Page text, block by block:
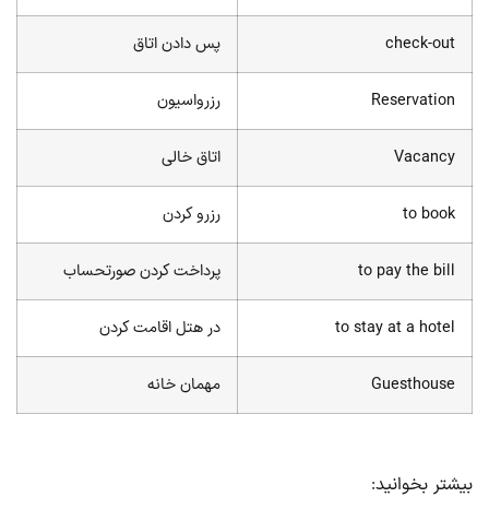
check-out پس دادن اتاق
Reservation رزرواسیون
Vacancy اتاق خالی
to book رزرو کردن
to pay the bill پرداخت کردن صورتحساب
to stay at a hotel در هتل اقامت کردن
Guesthouse مهمان خانه
بخوانید: